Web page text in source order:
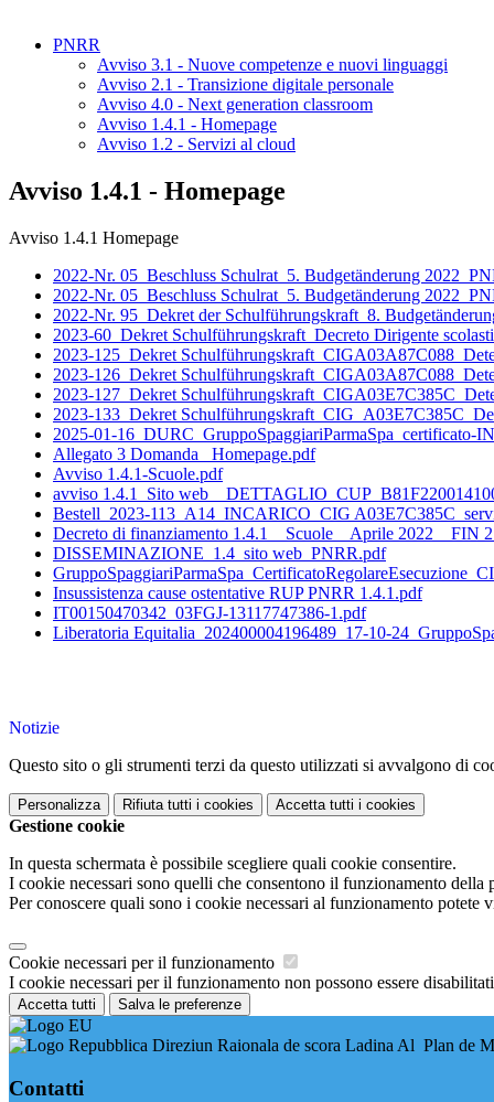
PNRR
Avviso 3.1 - Nuove competenze e nuovi linguaggi
Avviso 2.1 - Transizione digitale personale
Avviso 4.0 - Next generation classroom
Avviso 1.4.1 - Homepage
Avviso 1.2 - Servizi al cloud
Avviso 1.4.1 - Homepage
Avviso 1.4.1 Homepage
2022-Nr. 05_Beschluss Schulrat_5. Budgetänderung
2022-Nr. 05_Beschluss Schulrat_5. Budgetänderung
2022-Nr. 95_Dekret der Schulführungskraft_8.
2023-60_Dekret Schulführungskraft_Decreto Dirigente
2023-125_Dekret
2023-126_Dekret
2023-127_Dekret
2023-133_Dekret
2025-01-16_DURC_GruppoSpaggiariParmaSpa_certificato-
Allegato 3 Domanda_ Homepage.pdf
Avviso 1.4.1-Scuole.pdf
avviso 1.4.1_Sito
Bestell_2023-113_A14_INCARICO_CIG
Decreto di finanziamento 1.4.1 _ Scuole _ Aprile 2022 _ FIN
DISSEMINAZIONE_1.4_sito web_PNRR.pdf
Insussistenza cause ostentative RUP PNRR 1.4.1.pdf
IT00150470342_03FGJ-13117747386-1.pdf
Liberatoria Equitalia_202400004196489_17-10-
Notizie
Questo sito o gli strumenti terzi da questo utilizzati si avvalgono di
Personalizza Rifiuta tutti i cookies Accetta tutti i cookies
Gestione cookie
In questa schermata è possibile scegliere quali cookie consentire.
I cookie necessari sono quelli che consentono il funzionamento
Per conoscere quali sono i cookie necessari al funzionamento potete
Cookie necessari per il funzionamento
I cookie necessari per il funzionamento non possono essere
Accetta tutti Salva le preferenze
Direziun Raionala de scora Ladina Al Plan de
Contatti